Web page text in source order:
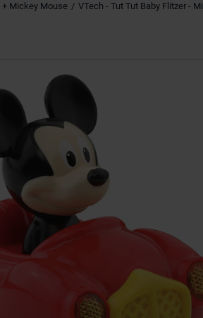
Mickey Mouse VTech - Tut Tut Baby Flitzer -